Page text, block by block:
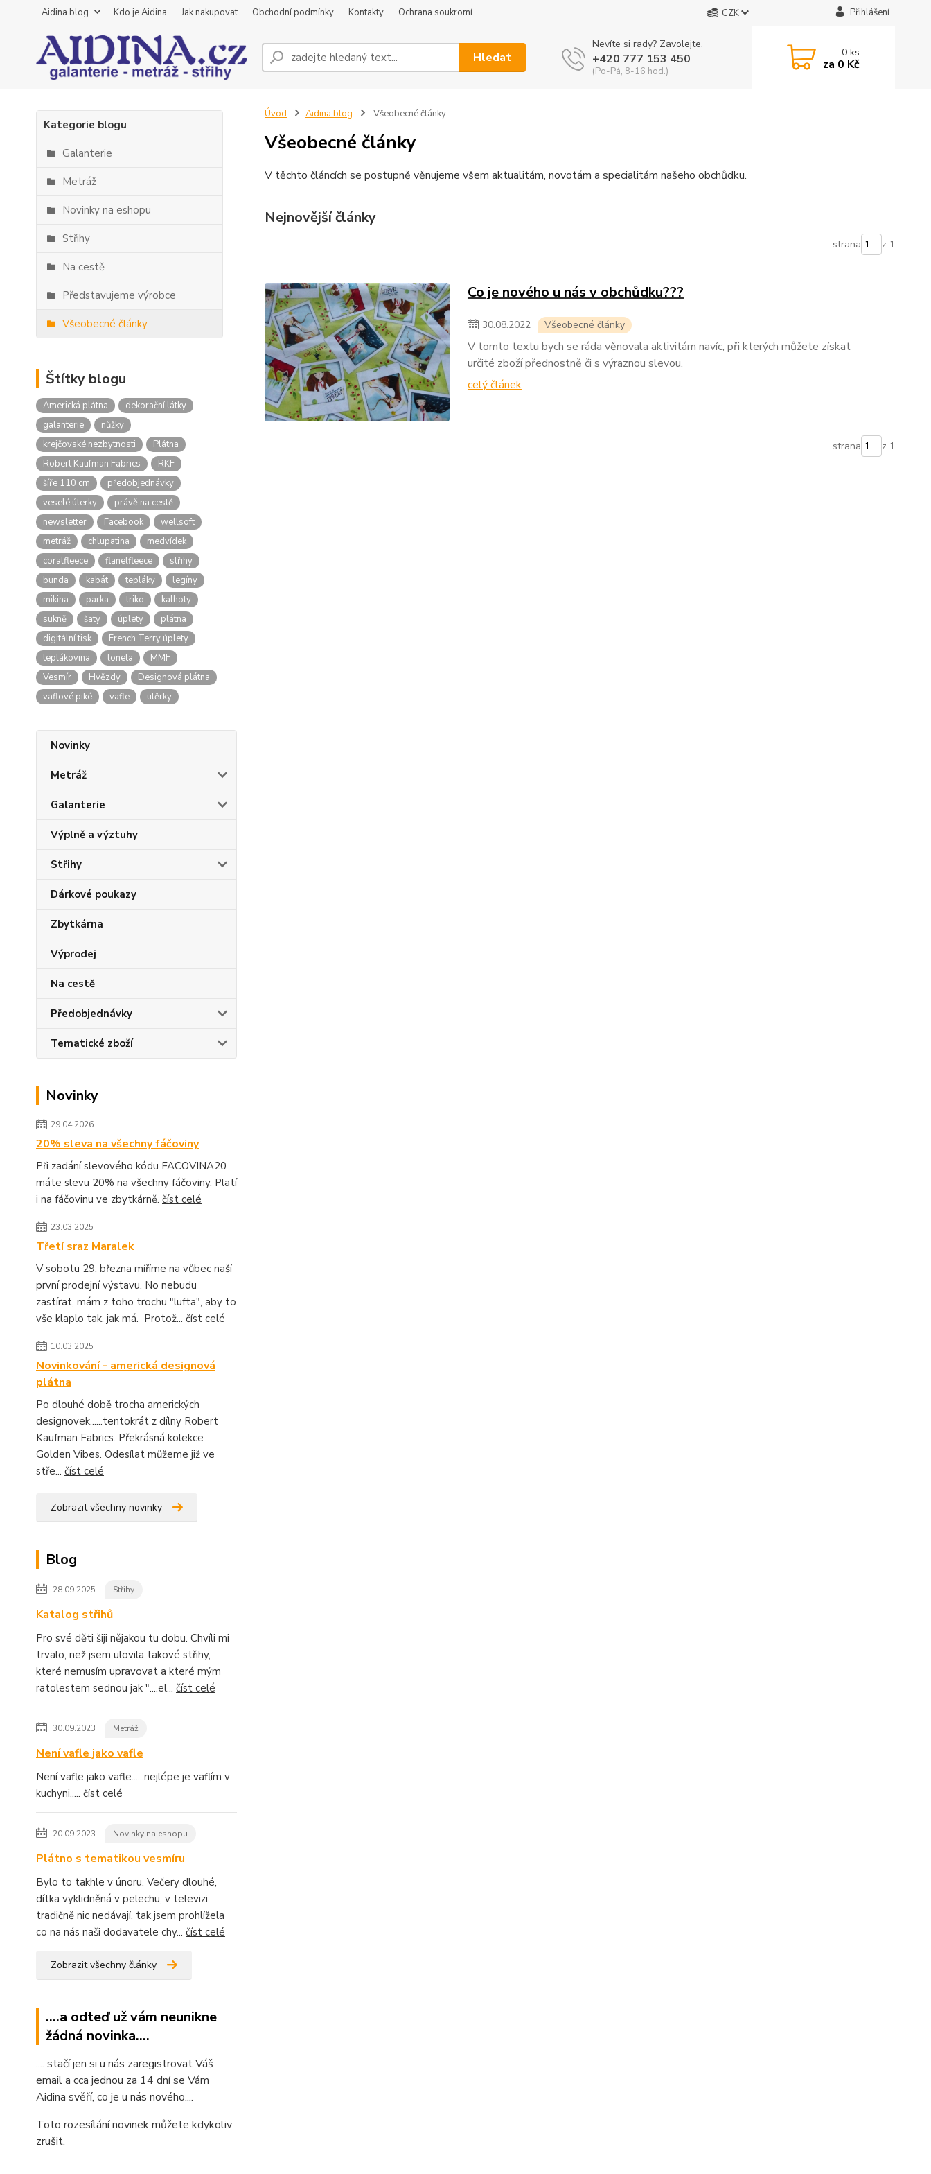
Aidina blog Kdo je Aidina Jak nakupovat Obchodní podmínky Kontakty Ochrana soukromí CZK Přihlášení
Hledat
Nevíte si rady? Zavolejte.
+420 777 153 450
(Po-Pá, 8-16 hod.)
0ks
za 0 Kč
Kategorie blogu
Galanterie
Metráž
Novinky na eshopu
Střihy
Na cestě
Představujeme výrobce
Všeobecné články
Štítky blogu
Americká plátna
dekorační látky
galanterie
nůžky
krejčovské nezbytnosti
Plátna
Robert Kaufman Fabrics
RKF
šíře 110 cm
předobjednávky
veselé úterky
právě na cestě
newsletter
Facebook
wellsoft
metráž
chlupatina
medvídek
coralfleece
flanelfleece
střihy
bunda
kabát tepláky
legíny
mikina
parka triko
kalhoty
sukně
šaty úplety
plátna
digitální tisk
French Terry úplety
teplákovina
loneta
MMF
Vesmír
Hvězdy
Designová plátna
vaflové piké
vafle utěrky
Novinky
Metráž
Galanterie
Výplně a výztuhy
Střihy
Dárkové poukazy
Zbytkárna
Výprodej
Na cestě
Předobjednávky
Tematické zboží
Novinky
29.04.2026
20% sleva na všechny fáčoviny
Při zadání slevového kódu FACOVINA20
máte slevu 20% na všechny fáčoviny. Platí
i na fáčovinu ve zbytkárně. číst celé
23.03.2025
Třetí sraz Maralek
V sobotu 29. března míříme na vůbec naší
první prodejní výstavu. No nebudu
zastírat, mám z toho trochu "lufta", aby to
vše klaplo tak, jak má. Protož... číst celé
10.03.2025
Novinkování - americká designová
plátna
Po dlouhé době trocha amerických
designovek......tentokrát z dílny Robert
Kaufman Fabrics. Překrásná kolekce
Golden Vibes. Odesílat můžeme již ve
stře... číst celé
Zobrazit všechny novinky
Blog
28.09.2025 Střihy
Katalog střihů
Pro své děti šiji nějakou tu dobu. Chvíli mi
trvalo, než jsem ulovila takové střihy,
které nemusím upravovat a které mým
ratolestem sednou jak "....el... číst celé
30.09.2023 Metráž
Není vafle jako vafle
Není vafle jako vafle......nejlépe je vaflím v
kuchyni..... číst celé
20.09.2023 Novinky na eshopu
Plátno s tematikou vesmíru
Bylo to takhle v únoru. Večery dlouhé,
dítka vyklidněná v pelechu, v televizi
tradičně nic nedávají, tak jsem prohlížela
co na nás naši dodavatele chy... číst celé
Zobrazit všechny články
....a odteď už vám neunikne
žádná novinka....
.... stačí jen si u nás zaregistrovat Váš
email a cca jednou za 14 dní se Vám
Aidina svěří, co je u nás nového....
Toto rozesílání novinek můžete kdykoliv
zrušit.
Úvod Aidina blog Všeobecné články
Všeobecné články
V těchto článcích se postupně věnujeme všem aktualitám, novotám a specialitám našeho obchůdku.
Nejnovější články
strana z 1
Co je nového u nás v obchůdku???
30.08.2022 Všeobecné články
V tomto textu bych se ráda věnovala aktivitám navíc, při kterých můžete získat
určité zboží přednostně či s výraznou slevou.
celý článek
strana z 1